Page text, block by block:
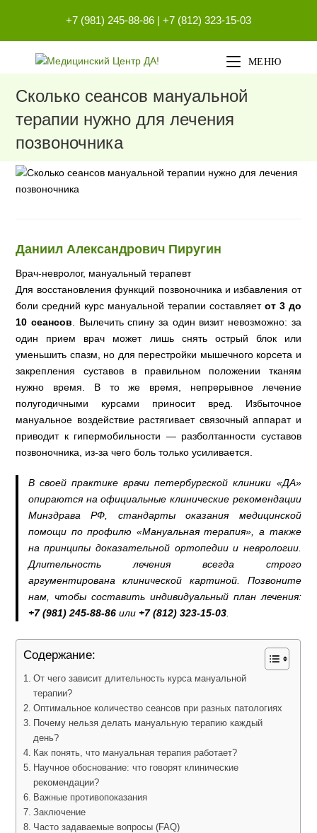
содержимому
+7 (981) 245-88-86 | +7 (812) 323-15-03
МЕНЮ
Сколько сеансов мануальной
терапии нужно для лечения
позвоночника
Даниил Александрович Пиругин
Врач-невролог, мануальный терапевт
Для восстановления функций позвоночника и избавления от
боли средний курс мануальной терапии составляет от 3 до
10 сеансов . Вылечить спину за один визит невозможно: за
один прием врач может лишь снять острый блок или
уменьшить спазм, но для перестройки мышечного корсета и
закрепления суставов в правильном положении тканям
нужно время. В то же время, непрерывное лечение
полугодичными курсами приносит вред. Избыточное
мануальное воздействие растягивает связочный аппарат и
приводит к гипермобильности — разболтанности суставов
позвоночника, из-за чего боль только усиливается.
В своей практике врачи петербургской клиники «ДА»
опираются на официальные клинические рекомендации
Минздрава РФ, стандарты оказания медицинской
помощи по профилю «Мануальная терапия», а также
на принципы доказательной ортопедии и неврологии.
Длительность лечения всегда строго
аргументирована клинической картиной. Позвоните
нам, чтобы составить индивидуальный план лечения:
+7 (981) 245-88-86или +7 (812) 323-15-03.
Содержание:
От чего зависит длительность курса мануальной
терапии?
Оптимальное количество сеансов при разных патологиях
Почему нельзя делать мануальную терапию каждый
день?
Как понять, что мануальная терапия работает?
Научное обоснование: что говорят клинические
рекомендации?
Важные противопоказания
Заключение
Часто задаваемые вопросы (FAQ)